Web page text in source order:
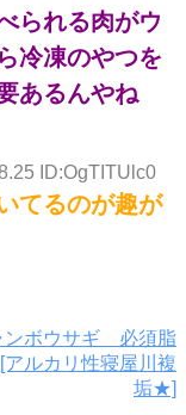
られる肉がウ
冷凍のやつを
あるんやね
ID:OgTITUlc0
てるのが趣が
ンボウサギ 必須脂
ルカリ性寝屋川複
垢★]